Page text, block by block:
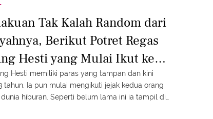
Tak Kalah Random dari
Berikut Potret Regas
Hesti yang Mulai Ikut ke
Hesti memiliki paras yang tampan dan kini
tahun. Ia pun mulai mengikuti jejak kedua orang
hiburan. Seperti belum lama ini ia tampil di